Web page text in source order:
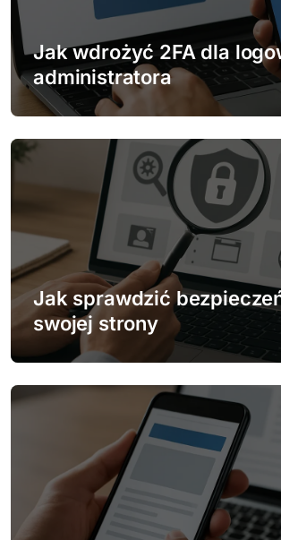
a
w
p
i
s
Jak wdrożyć 2FA dla
administratora
Jak sprawdzić
swojej strony